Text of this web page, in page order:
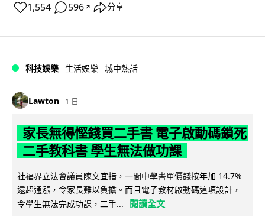
1,554 596 ↗ 分享
科技娛樂 生活娛樂 城中熱話
Lawton 1 日
家長無得慳錢買二手書 電子啟動碼鎖死
二手教科書 學生無法做功課
社福界立法會議員陳文宜指，一間中學書單價錢按年加 14.7%
遠超通漲，令家長難以負擔。而且電子教材啟動碼這項設計，
令學生無法完成功課，二手...
閱讀全文